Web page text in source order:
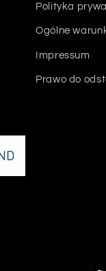
Polityka
Ogólne
Impressum
Prawo do